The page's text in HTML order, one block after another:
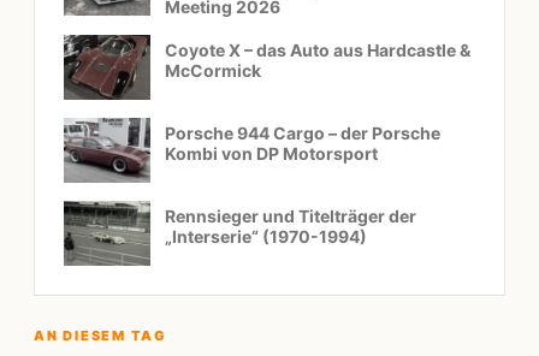
Meeting 2026
Coyote X – das Auto aus Hardcastle &
McCormick
Porsche 944 Cargo – der Porsche
Kombi von DP Motorsport
Rennsieger und Titelträger der
„Interserie“ (1970-1994)
AN DIESEM TAG